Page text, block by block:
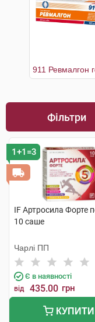
Препарати при
Препарати при
Препарати при
Протизапальні
Хондропротектори
Фільтри
1+1=3
IF Артросила Форте
10 саше
Чарлі ПП
Є в наявності
від 435.00 грн
КУПИТИ